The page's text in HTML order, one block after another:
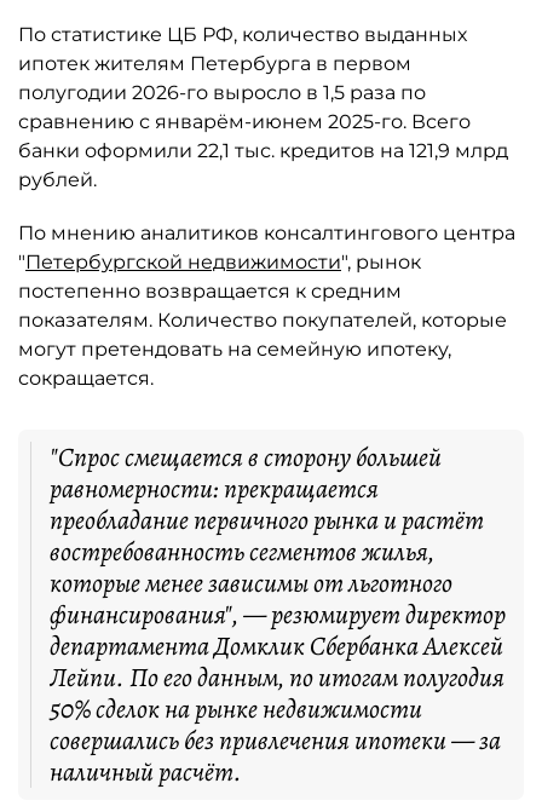
По статистике ЦБ РФ, количество выданных
ипотек жителям Петербурга в первом
полугодии 2026-го выросло в 1,5 раза по
сравнению с январём-июнем 2025-го. Всего
банки оформили 22,1 тыс. кредитов на 121,9 млрд
рублей.
По мнению аналитиков консалтингового центра
"Петербургской недвижимости", рынок
постепенно возвращается к средним
показателям. Количество покупателей, которые
могут претендовать на семейную ипотеку,
сокращается.
"Спрос смещается в сторону большей
равномерности: прекращается
преобладание первичного рынка и растёт
востребованность сегментов жилья,
которые менее зависимы от льготного
финансирования", — резюмирует директор
департамента Домклик Сбербанка Алексей
Лейпи. По его данным, по итогам полугодия
50% сделок на рынке недвижимости
совершались без привлечения ипотеки — за
наличный расчёт.